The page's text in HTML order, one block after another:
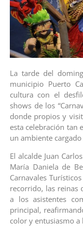
La tarde del
municipio Puerto
cultura con el
shows de los
donde propios y
esta celebración tan
un ambiente
El alcalde Juan
María Daniela de
Carnavales
recorrido, las reinas
a los asistentes
principal,
color y entusiasmo a